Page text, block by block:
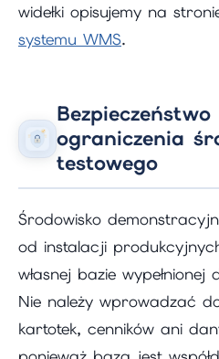
widełki opisujemy na
systemu WMS.
ograniczenia
testowego
Środowisko
od instalacji
własnej bazie wypełnionej
Nie należy wprowadzać
kartotek, cenników ani